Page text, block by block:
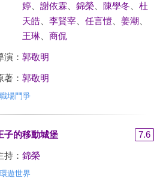
婷、 謝依霖 錦榮、 陳學冬
杜
天皓、 李賢宰、 任言愷、 姜潮
王琳、 商侃
演： 郭敬明
著： 郭敬明
場鬥爭
子的移動城堡 7.6
持： 錦榮
遊世界